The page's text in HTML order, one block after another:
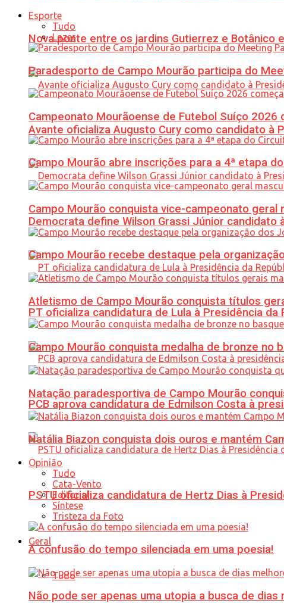
Nova ponte entre os jardins Gutierrez e Botânico
Avante oficializa Augusto Cury como candidato à
Democrata define Wilson Grassi Júnior candidato
PT oficializa candidatura de Lula à Presidência da
PCB aprova candidatura de Edmilson Costa à
PSTU oficializa candidatura de Hertz Dias à
Geral
Tudo
Esporte
Tudo
Lazer
Paradesporto de Campo Mourão participa do
Campeonato Mourãoense de Futebol Suíço
Campo Mourão abre inscrições para a 4ª etapa
Campo Mourão conquista vice-campeonato
Campo Mourão recebe destaque pela
Atletismo de Campo Mourão conquista títulos
Campo Mourão conquista medalha de bronze no
Natação paradesportiva de Campo Mourão
Natália Biazon conquista dois ouros e mantém
Opinião
Tudo
Cata-Vento
Editorial
Síntese
Tristeza da Foto
A confusão do tempo silenciada em uma poesia!
Não pode ser apenas uma utopia a busca de